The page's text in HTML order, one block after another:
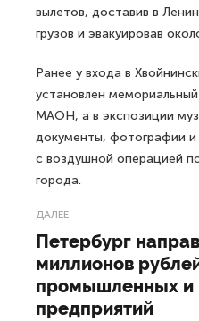
вылетов, доставив в
грузов и эвакуировав
Ранее у входа в
установлен
МАОН, а в экспозиции
документы, фотографии
с воздушной операцией
города.
ДАЛЕЕ
Петербург
миллионов
промышленных и
предприятий